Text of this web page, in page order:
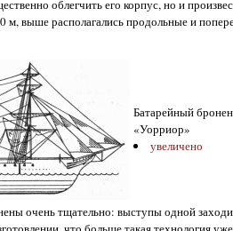
облегчить его корпус, но и
выше располагались продольные и
Батарейный
«Уорриор»
увеличено
очень тщательно: выступы одной